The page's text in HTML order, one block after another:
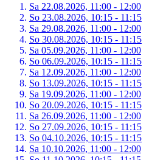
Sa 22.08.2026, 11:00 - 12:00
So 23.08.2026, 10:15 - 11:15
Sa 29.08.2026, 11:00 - 12:00
So 30.08.2026, 10:15 - 11:15
Sa 05.09.2026, 11:00 - 12:00
So 06.09.2026, 10:15 - 11:15
Sa 12.09.2026, 11:00 - 12:00
So 13.09.2026, 10:15 - 11:15
Sa 19.09.2026, 11:00 - 12:00
So 20.09.2026, 10:15 - 11:15
Sa 26.09.2026, 11:00 - 12:00
So 27.09.2026, 10:15 - 11:15
So 04.10.2026, 10:15 - 11:15
Sa 10.10.2026, 11:00 - 12:00